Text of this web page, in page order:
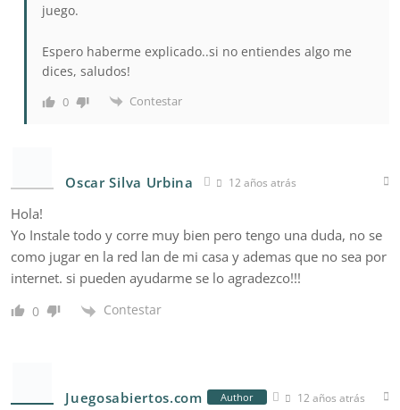
juego.
Espero haberme explicado..si no entiendes algo me
dices, saludos!
0 Contestar
Oscar Silva Urbina 12 años atrás
Hola!
Yo Instale todo y corre muy bien pero tengo una duda, no se
como jugar en la red lan de mi casa y ademas que no sea por
internet. si pueden ayudarme se lo agradezco!!!
0 Contestar
Juegosabiertos.com Author 12 años atrás